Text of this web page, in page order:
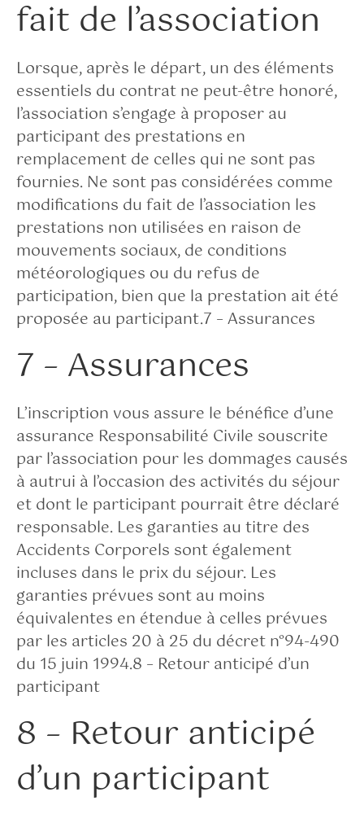
fait de l’association
Lorsque, après le départ, un des éléments
essentiels du contrat ne peut-être honoré,
l’association s’engage à proposer au
participant des prestations en
remplacement de celles qui ne sont pas
fournies. Ne sont pas considérées comme
modifications du fait de l’association les
prestations non utilisées en raison de
mouvements sociaux, de conditions
météorologiques ou du refus de
participation, bien que la prestation ait été
proposée au participant.7 – Assurances
7 – Assurances
L’inscription vous assure le bénéfice d’une
assurance Responsabilité Civile souscrite
par l’association pour les dommages causés
à autrui à l’occasion des activités du séjour
et dont le participant pourrait être déclaré
responsable. Les garanties au titre des
Accidents Corporels sont également
incluses dans le prix du séjour. Les
garanties prévues sont au moins
équivalentes en étendue à celles prévues
par les articles 20 à 25 du décret n°94-490
du 15 juin 1994.8 – Retour anticipé d’un
participant
8 – Retour anticipé
d’un participant